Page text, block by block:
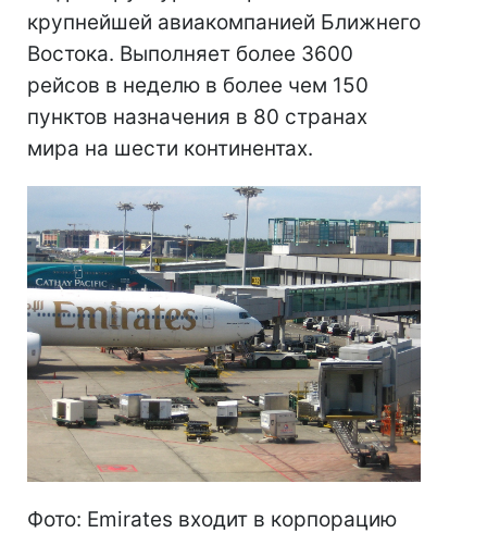
крупнейшей авиакомпанией Ближнего
Востока. Выполняет более 3600
рейсов в неделю в более чем 150
пунктов назначения в 80 странах
мира на шести континентах.
Фото: Emirates входит в корпорацию